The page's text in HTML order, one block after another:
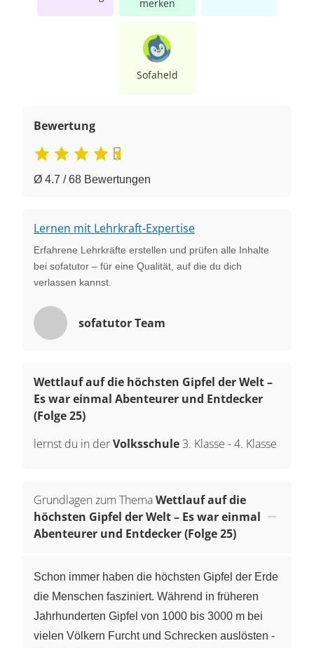
merken
Sofaheld
Bewertung
Ø 4.7 / 68 Bewertungen
Lernen mit Lehrkraft-Expertise
Erfahrene Lehrkräfte erstellen und prüfen alle Inhalte
bei sofatutor – für eine Qualität, auf die du dich
verlassen kannst.
sofatutor Team
Wettlauf auf die höchsten Gipfel der Welt –
Es war einmal Abenteurer und Entdecker
(Folge 25)
lernst du in derVolksschule 3. Klasse -4. Klasse
Grundlagen zum ThemaWettlauf auf die
höchsten Gipfel der Welt – Es war einmal
Abenteurer und Entdecker (Folge 25)
Schon immer haben die höchsten Gipfel der Erde
die Menschen fasziniert. Während in früheren
Jahrhunderten Gipfel von 1000 bis 3000 m bei
vielen Völkern Furcht und Schrecken auslösten -